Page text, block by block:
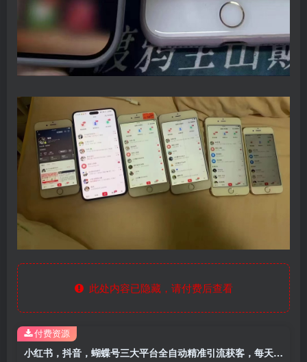
此处内容已隐藏，请付费后查看
小红书，抖音，蝴蝶号三大平台全自动精准引流获客，每天吸引目标客户99+
付费资源